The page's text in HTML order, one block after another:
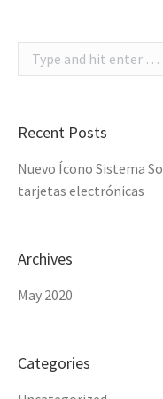
Search:
Recent Posts
Nuevo Ícono Sistema
tarjetas electrónicas
Archives
May 2020
Categories